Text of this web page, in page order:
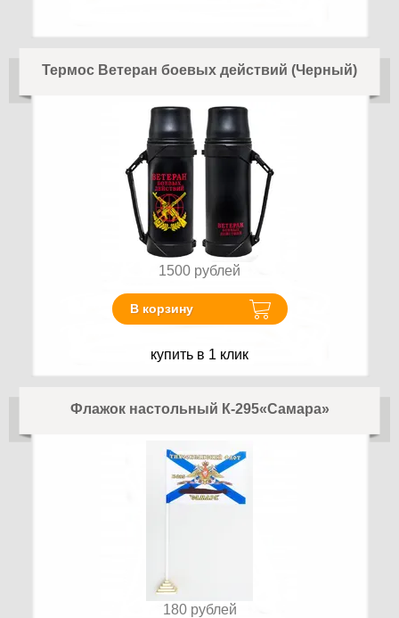
Термос Ветеран боевых действий (Черный)
1500 рублей
В корзину
купить в 1 клик
Флажок настольный К-295«Самара»
180 рублей